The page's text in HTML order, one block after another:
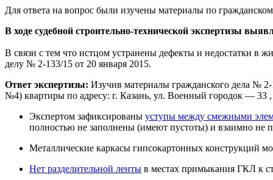
Для ответа на вопрос были изучены материалы по
В ходе судебной строительно-технической экспертизы
В связи с тем что истцом устранены дефекты и недостатки в
делу № 2-133/15 от 20 января 2015.
Ответ экспертизы: Изучив материалы гражданского дела №
№4) квартиры по адресу: г. Казань, ул. Военный городок — 33
Экспертом зафиксированы уступы между смежными
полностью не заполнены (имеют пустоты) и взаимно
Металлические каркасы гипсокартонных конструкций
Нет разделительной ленты в местах примыкания ГКЛ к